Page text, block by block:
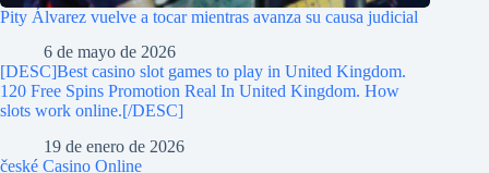
Pity Álvarez vuelve a tocar mientras avanza su causa judicial
6 de mayo de 2026
[DESC]Best casino slot games to play in United Kingdom.
120 Free Spins Promotion Real In United Kingdom. How
slots work online.[/DESC]
19 de enero de 2026
české Casino Online